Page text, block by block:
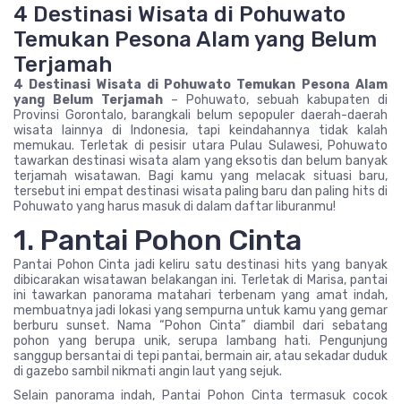
4 Destinasi Wisata di Pohuwato
Temukan Pesona Alam yang Belum
Terjamah
4 Destinasi Wisata di Pohuwato Temukan Pesona Alam
yang Belum Terjamah – Pohuwato, sebuah kabupaten di
Provinsi Gorontalo, barangkali belum sepopuler daerah-daerah
wisata lainnya di Indonesia, tapi keindahannya tidak kalah
memukau. Terletak di pesisir utara Pulau Sulawesi, Pohuwato
tawarkan destinasi wisata alam yang eksotis dan belum banyak
terjamah wisatawan. Bagi kamu yang melacak situasi baru,
tersebut ini empat destinasi wisata paling baru dan paling hits di
Pohuwato yang harus masuk di dalam daftar liburanmu!
1. Pantai Pohon Cinta
Pantai Pohon Cinta jadi keliru satu destinasi hits yang banyak
dibicarakan wisatawan belakangan ini. Terletak di Marisa, pantai
ini tawarkan panorama matahari terbenam yang amat indah,
membuatnya jadi lokasi yang sempurna untuk kamu yang gemar
berburu sunset. Nama “Pohon Cinta” diambil dari sebatang
pohon yang berupa unik, serupa lambang hati. Pengunjung
sanggup bersantai di tepi pantai, bermain air, atau sekadar duduk
di gazebo sambil nikmati angin laut yang sejuk.
Selain panorama indah, Pantai Pohon Cinta termasuk cocok